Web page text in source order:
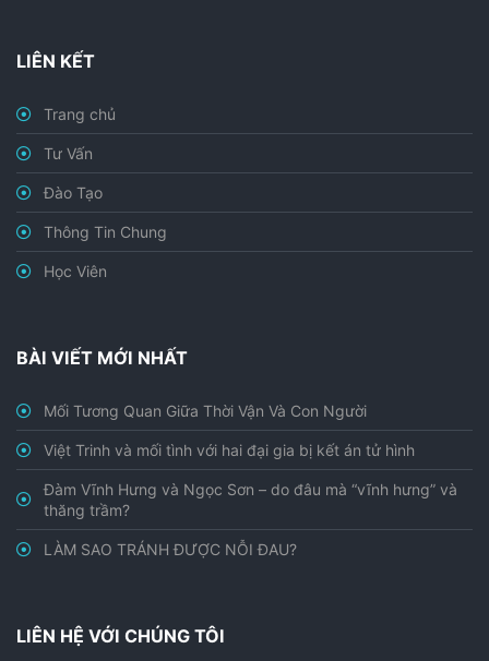
LIÊN KẾT
Trang chủ
Tư Vấn
Đào Tạo
Thông Tin Chung
Học Viên
BÀI VIẾT MỚI NHẤT
Mối Tương Quan Giữa Thời Vận Và Con Người
Việt Trinh và mối tình với hai đại gia bị kết án tử hình
Đàm Vĩnh Hưng và Ngọc Sơn – do đâu mà “vĩnh hưng” và
thăng trầm?
LÀM SAO TRÁNH ĐƯỢC NỖI ĐAU?
LIÊN HỆ VỚI CHÚNG TÔI